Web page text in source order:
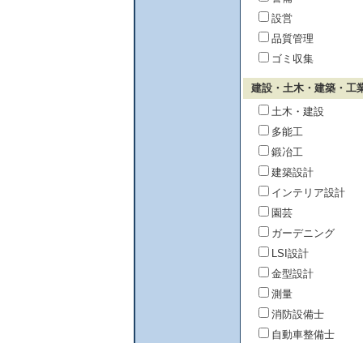
設営
品質管理
ゴミ収集
建設・土木・建築・工
土木・建設
多能工
鍛冶工
建築設計
インテリア設計
園芸
ガーデニング
LSI設計
金型設計
測量
消防設備士
自動車整備士